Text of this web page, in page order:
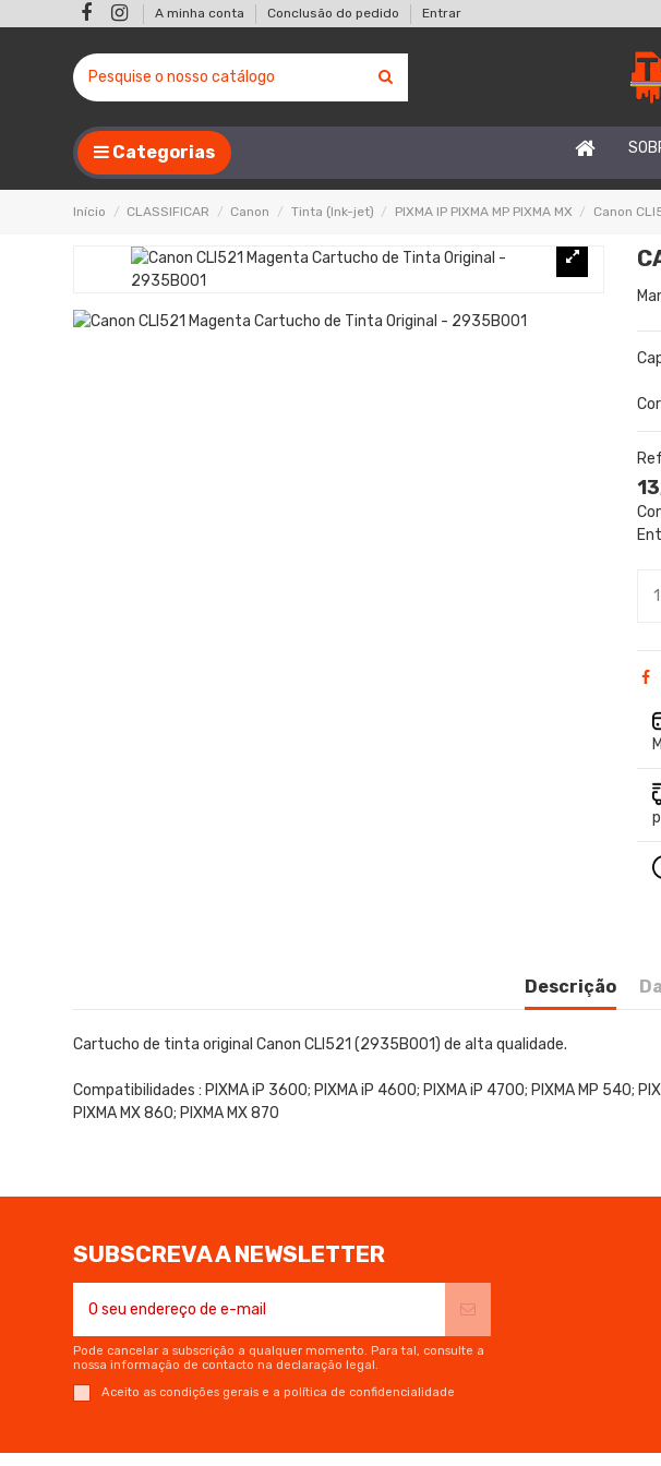
A minha conta Conclusão do pedido Entrar
Categorias
Início CLASSIFICAR Canon Tinta (Ink-jet) PIXMA IP PIXMA MP PIXMA MX Canon
Descrição
Cartucho de tinta original Canon CLI521 (2935B001) de alta qualidade.
Compatibilidades : PIXMA iP 3600; PIXMA iP 4600; PIXMA iP 4700; PIXMA MP 540;
PIXMA MX 860; PIXMA MX 870
SUBSCREVA A NEWSLETTER
Pode cancelar a subscrição a qualquer momento. Para tal, consulte a
nossa informação de contacto na declaração legal.
Aceito as condições gerais e a política de confidencialidade